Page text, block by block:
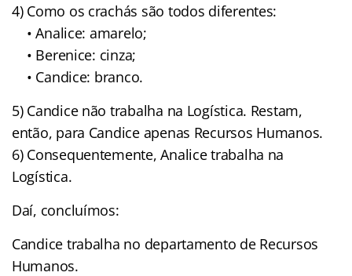
4) Como os crachás são todos diferentes:
• Analice: amarelo;
• Berenice: cinza;
• Candice: branco.
5) Candice não trabalha na Logística. Restam,
então, para Candice apenas Recursos Humanos.
6) Consequentemente, Analice trabalha na
Logística.
Daí, concluímos:
Candice trabalha no departamento de Recursos
Humanos.